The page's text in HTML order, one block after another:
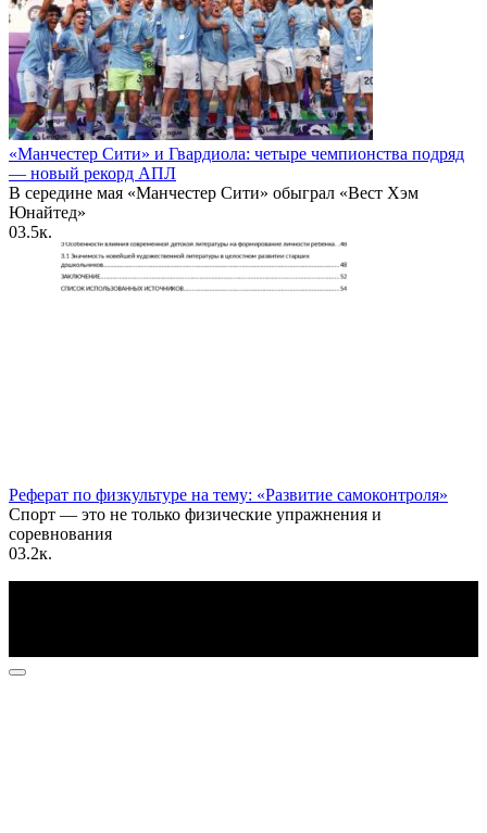
«Манчестер Сити» и Гвардиола: четыре чемпионства подряд
— новый рекорд АПЛ
В середине мая «Манчестер Сити» обыграл «Вест Хэм
Юнайтед»
03.5к.
Реферат по физкультуре на тему: «Развитие самоконтроля»
Спорт — это не только физические упражнения и
соревнования
03.2к.